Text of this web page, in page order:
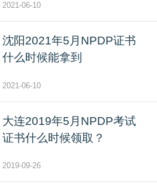
2021-06-10
沈阳2021年5月NPDP证书
什么时候能拿到
2021-06-10
大连2019年5月NPDP考试
证书什么时候领取？
2019-09-26